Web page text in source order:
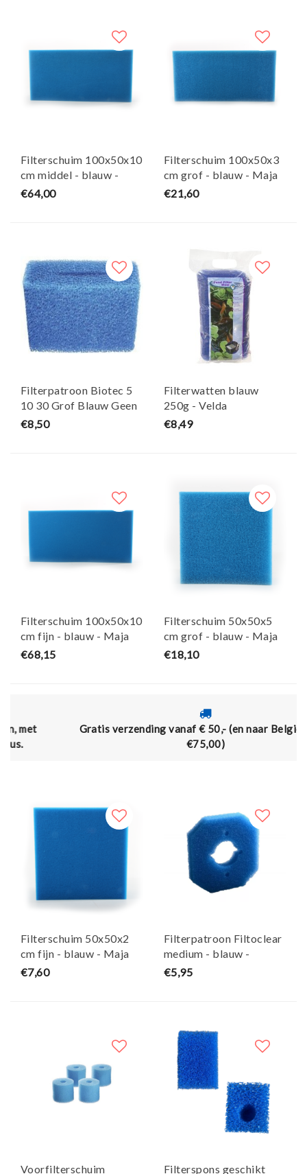
Filterschuim 100x50x10
cm middel - blauw -
Maja Koi
€64,00
Filterschuim 100x50x3
cm grof - blauw - Maja
Koi
€21,60
Filterpatroon Biotec 5
10 30 Grof Blauw Geen
Origineel Onderdeel
€8,50
Filterwatten blauw
250g - Velda
€8,49
Filterschuim 100x50x10
cm fijn - blauw - Maja
Koi
€68,15
Filterschuim 50x50x5
cm grof - blauw - Maja
Koi
€18,10
Gratis verzending vanaf € 50,- (en naar België vanaf
Filterschuim 50x50x2
cm fijn - blauw - Maja
Koi
€7,60
Filterpatroon Filtoclear
medium - blauw -
Aquaforte
€5,95
Voorfilterschuim
Filterspons geschikt